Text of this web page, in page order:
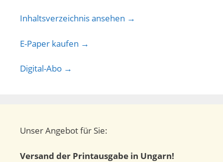
Inhaltsverzeichnis ansehen →
E-Paper kaufen →
Digital-Abo →
Unser Angebot für Sie:
Versand der Printausgabe in Ungarn!